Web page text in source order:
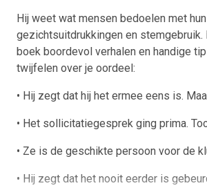
Hij weet wat mensen bedoelen met
gezichtsuitdrukkingen en stemgebruik.
boek boordevol verhalen en handige
twijfelen over je oordeel:
• Hij zegt dat hij het ermee eens is.
• Het sollicitatiegesprek ging prima.
• Ze is de geschikte persoon voor de
• Hij zegt dat het nooit eerder is